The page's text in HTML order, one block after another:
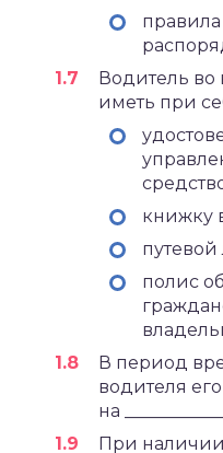
правила
Водитель во
иметь при
книжку
путевой
полис
В период
водителя
на
При